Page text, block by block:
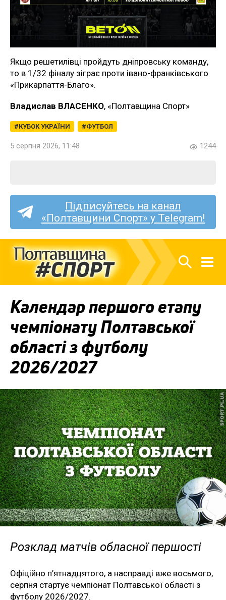
Якщо решетилівці пройдуть дніпровську команду,
то в 1/32 фіналу зіграє проти івано-франківського
«Прикарпаття-Благо».
Владислав ВЛАСЕНКО, «Полтавщина Спорт»
КУБОК УКРАЇНИ ФУТБОЛ
5 серпня 2026, 11:48 1244
Підписуйтесь на канал
«Полтавщини Спорт» у Telegram!
Календар першого етапу
чемпіонату Полтавської
області з футболу
2026/2027
Розклад матчів обласної першості
Офіційно п’ятнадцятого, а насправді вже восьмого,
серпня стартує чемпіонат Полтавської області з
футболу 2026/2027.